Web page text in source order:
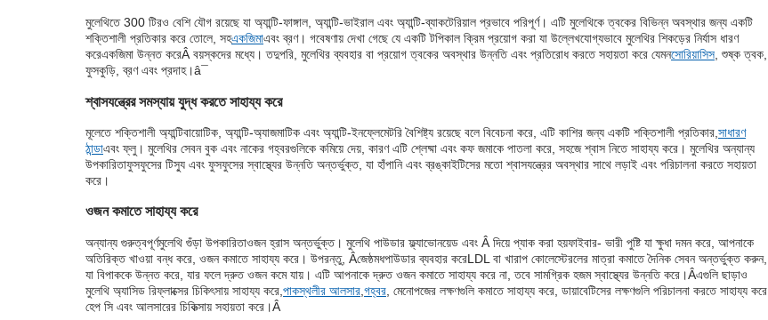
মুলেথিতে 300 টিরও বেশি যৌগ রয়েছে যা অ্যান্টি-ফাঙ্গাল, অ্যান্টি-ভাইরাল এবং অ্যান্টি-ব্যাকটেরিয়াল প্রভাবে পরিপূর্ণ। এটি মুলেথিকে ত্বকের বিভিন্ন অবস্থার জন্য একটি
শক্তিশালী প্রতিকার করে তোলে, সহএকজিমাএবং ব্রণ। গবেষণায় দেখা গেছে যে একটি টপিকাল ক্রিম প্রয়োগ করা যা উল্লেখযোগ্যভাবে মুলেথির শিকড়ের নির্যাস ধারণ
করেএকজিমা উন্নত করেÂ বয়স্কদের মধ্যে। তদুপরি, মুলেথির ব্যবহার বা প্রয়োগ ত্বকের অবস্থার উন্নতি এবং প্রতিরোধ করতে সহায়তা করে যেমনসোরিয়াসিস , শুষ্ক ত্বক,
ফুসকুড়ি, ব্রণ এবং প্রদাহ।â¯
শ্বাসযন্ত্রের সমস্যায় যুদ্ধ করতে সাহায্য করে
মূলেতে শক্তিশালী অ্যান্টিবায়োটিক, অ্যান্টি-অ্যাজমাটিক এবং অ্যান্টি-ইনফ্লেমেটরি বৈশিষ্ট্য রয়েছে বলে বিবেচনা করে, এটি কাশির জন্য একটি শক্তিশালী প্রতিকার, সাধারণ
ঠান্ডাএবং ফ্লু। মুলেথির সেবন বুক এবং নাকের গহ্বরগুলিকে কমিয়ে দেয়, কারণ এটি শ্লেষ্মা এবং কফ জমাকে পাতলা করে, সহজে শ্বাস নিতে সাহায্য করে। মুলেথির অন্যান্য
উপকারিতাফুসফুসের টিস্যু এবং ফুসফুসের স্বাস্থ্যের উন্নতি অন্তর্ভুক্ত, যা হাঁপানি এবং ব্রঙ্কাইটিসের মতো শ্বাসযন্ত্রের অবস্থার সাথে লড়াই এবং পরিচালনা করতে সহায়তা
করে।
ওজন কমাতে সাহায্য করে
অন্যান্য গুরুত্বপূর্ণমুলেথি গুঁড়া উপকারিতাওজন হ্রাস অন্তর্ভুক্ত। মুলেথি পাউডার ফ্ল্যাভোনয়েড এবং Â দিয়ে প্যাক করা হয়ফাইবার- ভারী পুষ্টি যা ক্ষুধা দমন করে, আপনাকে
অতিরিক্ত খাওয়া বন্ধ করে, ওজন কমাতে সাহায্য করে। উপরন্তু, Âজেষ্ঠমধপাউডার ব্যবহার করেLDL বা খারাপ কোলেস্টেরলের মাত্রা কমাতে দৈনিক সেবন অন্তর্ভুক্ত করুন,
যা বিপাককে উন্নত করে, যার ফলে দ্রুত ওজন কমে যায়। এটি আপনাকে দ্রুত ওজন কমাতে সাহায্য করে না, তবে সামগ্রিক হজম স্বাস্থ্যের উন্নতি করে।Âএগুলি ছাড়াও
মুলেথি অ্যাসিড রিফ্লাক্সের চিকিৎসায় সাহায্য করে, পাকস্থলীর আলসার গহ্বর , মেনোপজের লক্ষণগুলি কমাতে সাহায্য করে, ডায়াবেটিসের লক্ষণগুলি পরিচালনা করতে সাহায্য করে,
হেপ সি এবং আলসারের চিকিত্সায় সহায়তা করে।Â